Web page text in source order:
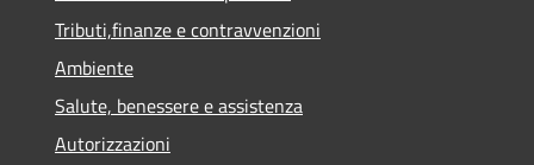
Tributi,finanze e contravvenzioni
Ambiente
Salute, benessere e assistenza
Autorizzazioni